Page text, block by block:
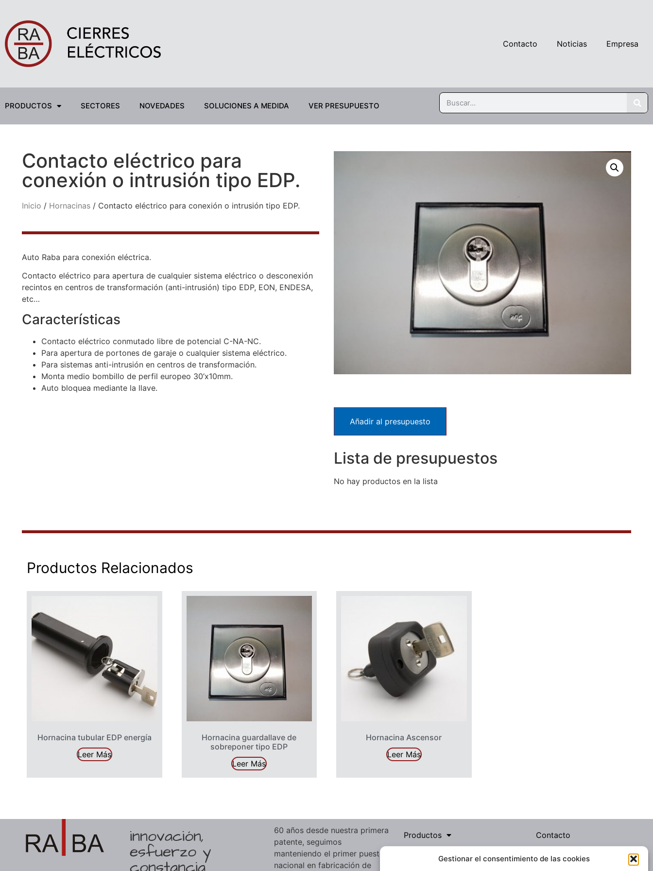
Gestionar el consentimiento de las cookies
Contacto Noticias Empresa
PRODUCTOS SECTORES NOVEDADES SOLUCIONES A MEDIDA VER PRESUPUESTO
Contacto eléctrico para
conexión o intrusión tipo EDP.
Inicio / Hornacinas / Contacto eléctrico para conexión o intrusión tipo EDP.
Auto Raba para conexión eléctrica.
Contacto eléctrico para apertura de cualquier sistema eléctrico o desconexión
recintos en centros de transformación (anti-intrusión) tipo EDP, EON, ENDESA,
etc…
Características
Contacto eléctrico conmutado libre de potencial C-NA-NC.
Para apertura de portones de garaje o cualquier sistema eléctrico.
Para sistemas anti-intrusión en centros de transformación.
Monta medio bombillo de perfil europeo 30’x10mm.
Auto bloquea mediante la llave.
Añadir al presupuesto
Lista de presupuestos
No hay productos en la lista
Productos Relacionados
Hornacina tubular EDP energía
Leer Más
Hornacina guardallave de
sobreponer tipo EDP
Leer Más
Hornacina Ascensor
Leer Más
innovación,
esfuerzo y
60 años desde nuestra primera
patente, seguimos
manteniendo el primer puesto
nacional en fabricación de
Productos Contacto
Noticias